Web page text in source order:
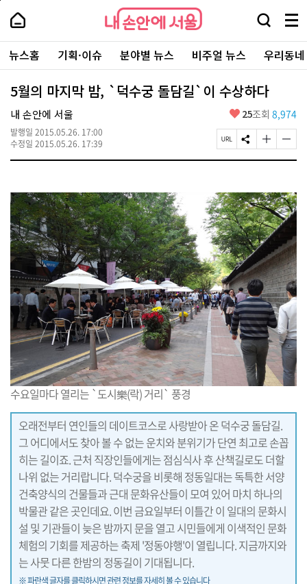
본
로
가
내
손
안
에
서
울
-
서
울
시
대
표
소
털
내
손
에
울
검
창
열
기
메
뉴
전
체
보
주
요
서
뉴스홈 기획·이슈 분야별 뉴스 비주얼 뉴스 우리동
5월의 마지막 밤, `덕수궁 돌담길`이 수상하다
내 손안에 서울
발행일 2015.05.26. 17:00
수정일 2015.05.26. 17:39
좋
요
25조회 8,974
페
이
R
L
복
사
S
N
유
하
기
글
자
크
게
변
경
하
기
글
자
작
게
변
경
하
기
수요일마다 열리는 `도시樂(락) 거리` 풍경
오래전부터 연인들의 데이트코스로 사랑받아 온 덕수궁 돌담길.
그 어디에서도 찾아 볼 수 없는 운치와 분위기가 단연 최고로 손꼽
히는 길이죠. 근처 직장인들에게는 점심식사 후 산책길로도 더할
나위 없는 거리랍니다. 덕수궁을 비롯해 정동일대는 독특한 서양
건축양식의 건물들과 근대 문화유산들이 모여 있어 마치 하나의
박물관 같은 곳인데요. 이번 금요일부터 이틀간 이 일대의 문화시
설 및 기관들이 늦은 밤까지 문을 열고 시민들에게 이색적인 문화
체험의 기회를 제공하는 축제 '정동야행'이 열립니다. 지금까지와
는 사뭇 다른 한밤의 정동길이 기대됩니다.
※ 파란색 글자를 클릭하시면 관련 정보를 자세히 볼 수 있습니다
페
상
단
로